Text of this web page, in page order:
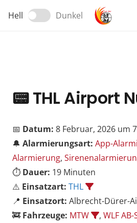
Hell Dunkel
📟THL Airport
📅 Datum: 8 Februar, 2026 um
🔔 Alarmierungsart: App-
Alarmierung,
⏱️ Dauer: 19 Minuten
⚠️ Einsatzart: THL
📍 Einsatzort: Albrecht-Dürer-
🚒 Fahrzeuge: MTW , WLF AB-